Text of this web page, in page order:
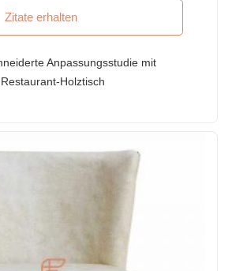
Zitate erhalten
Anpassungsstudie mit
Restaurant-Holztisch